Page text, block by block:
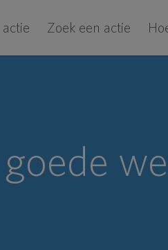
Zoek een actie